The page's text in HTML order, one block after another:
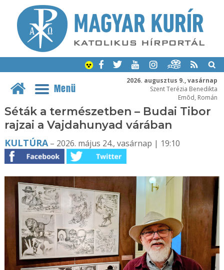
2026. augusztus 9., vasárnap
Szent Terézia Benedikta
Emõd, Román
Menü
Séták a természetben – Budai Tibor
rajzai a Vajdahunyad várában
KULTÚRA– 2026. május 24., vasárnap | 19:10